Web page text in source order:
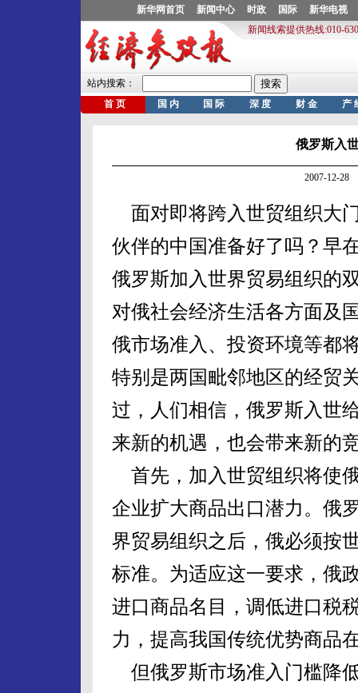
俄罗斯入
2007-12-28
面对即将跨入世贸组织大
伙伴的中国准备好了吗？早
俄罗斯加入世界贸易组织的
对俄社会经济生活各方面及
俄市场准入、投资环境等都
特别是两国毗邻地区的经贸
过，人们相信，俄罗斯入世
来新的机遇，也会带来新的
首先，加入世贸组织将使
企业扩大商品出口潜力。俄
界贸易组织之后，俄必须按
标准。为适应这一要求，俄
进口商品名目，调低进口税
力，提高我国传统优势商品
但俄罗斯市场准入门槛降